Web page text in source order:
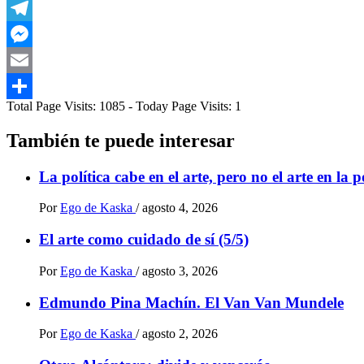
WhatsApp
Telegram
Messenger
Email
Compartir
Total Page Visits: 1085 - Today Page Visits: 1
También te puede interesar
La política cabe en el arte, pero no el arte en la
Por Ego de Kaska / agosto 4, 2026
El arte como cuidado de sí (5/5)
Por Ego de Kaska / agosto 3, 2026
Edmundo Pina Machín. El Van Van Mundele
Por Ego de Kaska / agosto 2, 2026